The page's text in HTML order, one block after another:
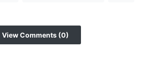
View Comments (0)